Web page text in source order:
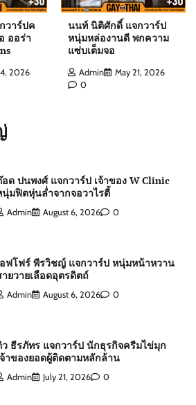
วาร์ปค
ออร่า
2026
นนท์ นิติศักดิ์ แจกวาร์ป
หนุ่มหล่องานดี พกความ
แซ่บเต็มจอ
Admin
May 21, 2026
0
าย พิเชษฐ์ แจกวาร์ป Top 10 Mister
Thailand 2025
Admin August 6, 2026 0
อฟโฟร์ พีรวิชญ์ แจกวาร์ป หนุ่มหน้าหวาน
ยวายเลือดอุตรดิตถ์
Admin August 6, 2026 0
ว ธีรภัทร แจกวาร์ป นักธุรกิจครีมไข่มุก
จ้าของยอดผู้ติดตามหลักล้าน
Admin July 21, 2026 0
กาย พิเชษฐ์ แจกวาร์ป Top 10 Mister
Thailand 2025
Admin August 6, 2026